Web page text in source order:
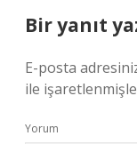
Bir yanıt
E-posta
ile
Yorum